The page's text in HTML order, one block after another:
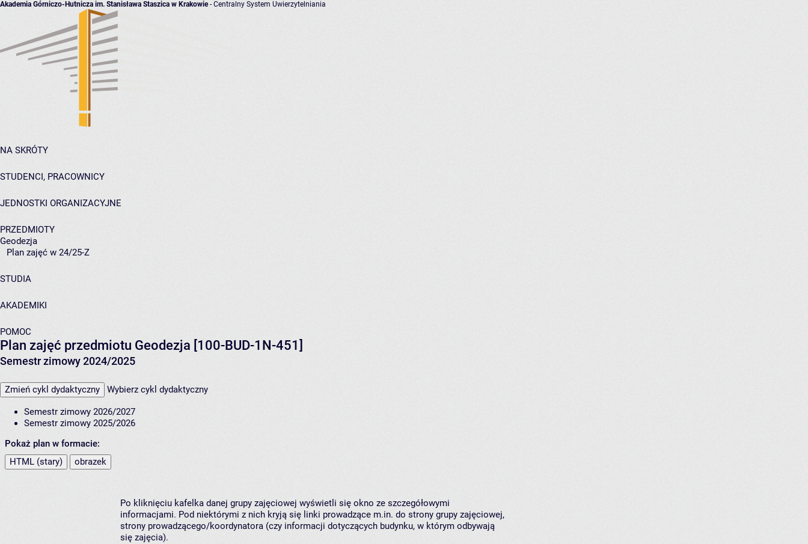
Akademia Górniczo-Hutnicza im. Stanisława Staszica w Krakowie- Centralny System Uwierzytelniania
NA SKRÓTY
STUDENCI, PRACOWNICY
JEDNOSTKI ORGANIZACYJNE
PRZEDMIOTY
Geodezja
Plan zajęć w 24/25-Z
STUDIA
AKADEMIKI
POMOC
Plan zajęć przedmiotu Geodezja [100-BUD-1N-451]
Semestr zimowy 2024/2025
Zmień cykl dydaktyczny Wybierz cykl dydaktyczny
Semestr zimowy 2026/2027
Semestr zimowy 2025/2026
Pokaż plan w formacie:
HTML (stary)
obrazek
Po kliknięciu kafelka danej grupy zajęciowej wyświetli się okno ze szczegółowymi
informacjami. Pod niektórymi z nich kryją się linki prowadzące m.in. do strony grupy zajęciowej,
strony prowadzącego/koordynatora (czy informacji dotyczących budynku, w którym odbywają
się zajęcia).